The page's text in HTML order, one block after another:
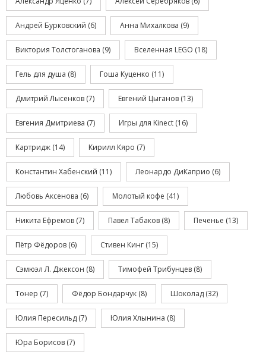
Андрей Бурковский (6) Анна Михалкова (9)
Виктория Толстоганова (9) Вселенная LEGO (18)
Гель для душа (8) Гоша Куценко (11)
Дмитрий Лысенков (7) Евгений Цыганов (13)
Евгения Дмитриева (7) Игры для Kinect (16)
Картридж (14) Кирилл Кяро (7)
Константин Хабенский (11) Леонардо ДиКаприо (6)
Любовь Аксенова (6) Молотый кофе (41)
Никита Ефремов (7) Павел Табаков (8) Печенье (13)
Пётр Фёдоров (6) Стивен Кинг (15)
Сэмюэл Л. Джексон (8) Тимофей Трибунцев (8)
Тонер (7) Фёдор Бондарчук (8) Шоколад (32)
Юлия Пересильд (7) Юлия Хлынина (8)
Юра Борисов (7)